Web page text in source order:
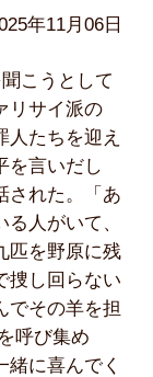
年11月06日
こうとして
リサイ派の
人たちを迎え
を言いだし
された。「あ
人がいて、
匹を野原に残
捜し回らない
でその羊を担
呼び集め
に喜んでく